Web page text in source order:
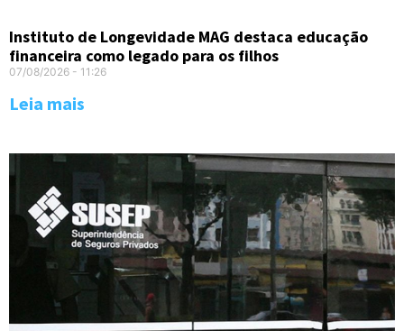
Instituto de Longevidade MAG destaca educação
financeira como legado para os filhos
07/08/2026 11:26
Leia mais